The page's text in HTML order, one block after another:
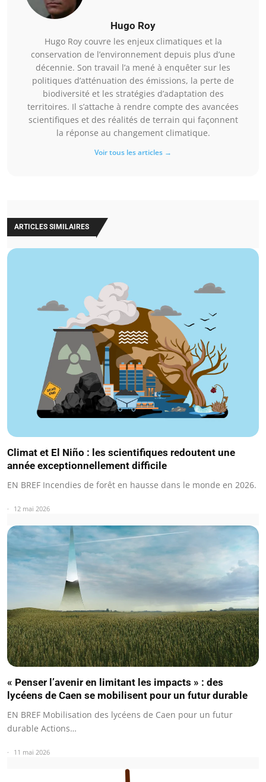
Hugo Roy
Hugo Roy couvre les enjeux climatiques et la
conservation de l’environnement depuis plus d’une
décennie. Son travail l’a mené à enquêter sur les
politiques d’atténuation des émissions, la perte de
biodiversité et les stratégies d’adaptation des
territoires. Il s’attache à rendre compte des avancées
scientifiques et des réalités de terrain qui façonnent
la réponse au changement climatique.
Voir tous les articles →
ARTICLES SIMILAIRES
Climat et El Niño : les scientifiques redoutent une
année exceptionnellement difficile
EN BREF Incendies de forêt en hausse dans le monde en 2026.
12 mai 2026
« Penser l’avenir en limitant les impacts » : des
lycéens de Caen se mobilisent pour un futur durable
EN BREF Mobilisation des lycéens de Caen pour un futur
durable Actions…
11 mai 2026